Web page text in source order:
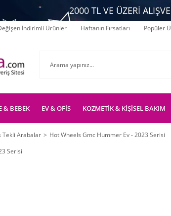
2000 TL VE ÜZERİ
İndirimli Ürünler Haftanın Fırsatları Popüler
& BEBEK EV & OFİS KOZMETİK & KİŞİSEL BAKIM
Tekli Arabalar
Hot Wheels Gmc Hummer Ev - 2023 Serisi